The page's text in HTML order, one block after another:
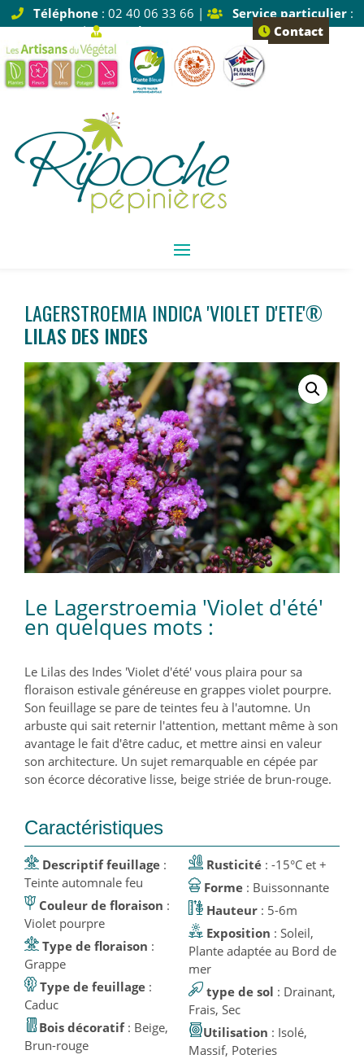
Téléphone: 02 40 06 33 66 | Service particulier:
Tapez 1 |
Service pro: Tapez 2 Contact
LAGERSTROEMIA INDICA 'VIOLET D'ETE'®
LILAS DES INDES
Le Lagerstroemia 'Violet d'été'
en quelques mots :
Le Lilas des Indes 'Violet d'été' vous plaira pour sa
floraison estivale généreuse en grappes violet pourpre.
Son feuillage se pare de teintes feu à l'automne. Un
arbuste qui sait reternir l'attention, mettant même à son
avantage le fait d'être caduc, et mettre ainsi en valeur
son architecture. Un sujet remarquable en cépée par
son écorce décorative lisse, beige striée de brun-rouge.
Caractéristiques
Descriptif feuillage :
Teinte automnale feu
Couleur de floraison :
Violet pourpre
Type de floraison :
Grappe
Type de feuillage :
Caduc
Bois décoratif: Beige,
Brun-rouge
Rusticité: -15°C et +
Forme
: Buissonnante
Hauteur: 5-6m
Exposition : Soleil,
Plante adaptée au Bord de
mer
type de sol : Drainant,
Frais, Sec
Utilisation : Isolé,
Massif, Poteries